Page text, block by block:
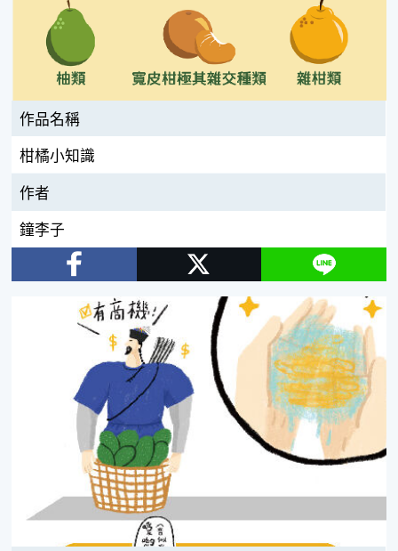
Facebook
作品名稱
柑橘小知識
作者
鐘李子